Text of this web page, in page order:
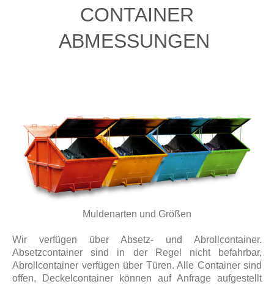
CONTAINER
ABMESSUNGEN
Muldenarten und Größen
Wir verfügen über Absetz- und Abrollcontainer.
Absetzcontainer sind in der Regel nicht befahrbar,
Abrollcontainer verfügen über Türen. Alle Container sind
offen, Deckelcontainer können auf Anfrage aufgestellt